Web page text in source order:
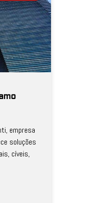
empresa
soluções
cíveis,